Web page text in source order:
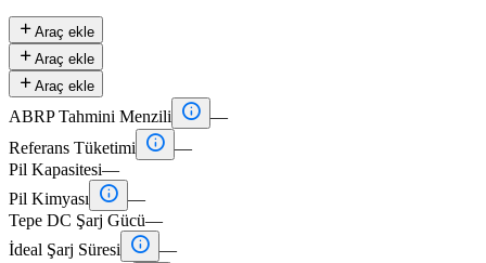
 Araç ekle
 Araç ekle
 Araç ekle
ABRP Tahmini Menzili  —
Referans Tüketimi
 —
Pil Kapasitesi—
Pil Kimyası
 —
Tepe DC Şarj Gücü—
İdeal Şarj Süresi
 —